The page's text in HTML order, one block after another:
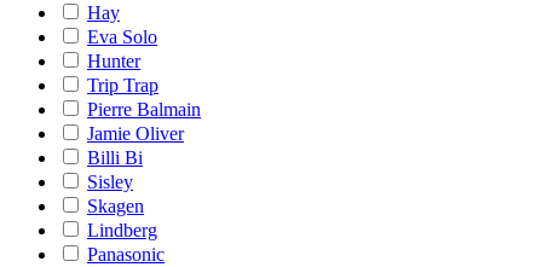
Hay
Eva Solo
Hunter
Trip Trap
Pierre Balmain
Jamie Oliver
Billi Bi
Sisley
Skagen
Lindberg
Panasonic